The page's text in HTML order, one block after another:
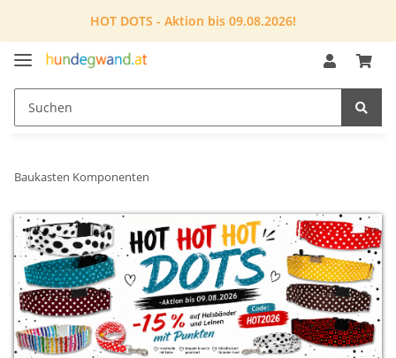
HOT DOTS - Aktion bis 09.08.2026!
Baukasten Komponenten